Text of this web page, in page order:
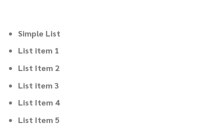
Simple List
List item 1
List Item 2
List item 3
List Item 4
List Item 5